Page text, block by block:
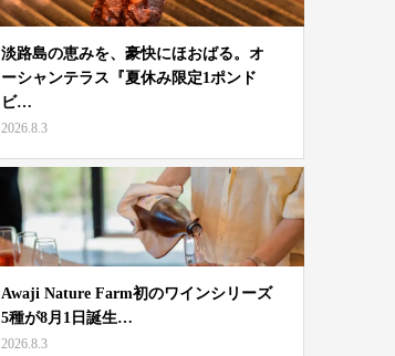
淡路島の恵みを、豪快にほおばる。オ
ーシャンテラス『夏休み限定1ポンド
ビ…
2026.8.3
Awaji Nature Farm初のワインシリーズ
5種が8月1日誕生…
2026.8.3